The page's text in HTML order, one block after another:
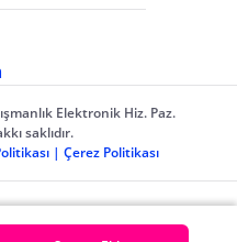
Elektronik Hiz. Paz.
saklıdır.
| Çerez Politikası